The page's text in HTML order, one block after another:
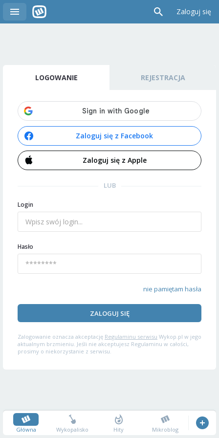
Zaloguj się
LOGOWANIE REJESTRACJA
Zaloguj się z Facebook
Zaloguj się z Apple
LUB
Login
Hasło
nie pamiętam hasła
ZALOGUJ SIĘ
Zalogowanie oznacza akceptację Regulaminu serwisu Wykop.pl w jego
aktualnym brzmieniu. Jeśli nie akceptujesz Regulaminu w całości,
prosimy o niekorzystanie z serwisu.
Główna Wykopalisko Hity Mikroblog